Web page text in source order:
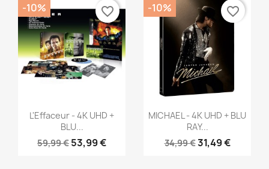
Aperçu rapide
L'Effaceur - 4K UHD +
BLU...
59,99 € 53,99 €
-10% favorite_border
Aperçu rapide
MICHAEL - 4K UHD + BLU
RAY...
34,99 €31,49 €
-10% favorite_border